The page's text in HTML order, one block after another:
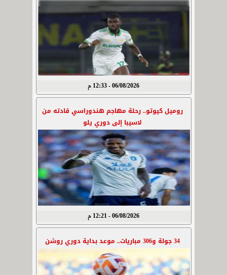
06/08/2026 - 12:33 م
روميل كيوتو.. رحلة مهاجم هندوراسي قادته من
لاسيبا إلى دوري يلو
06/08/2026 - 12:21 م
34 جولة و306 مباريات.. موعد بداية دوري روشن